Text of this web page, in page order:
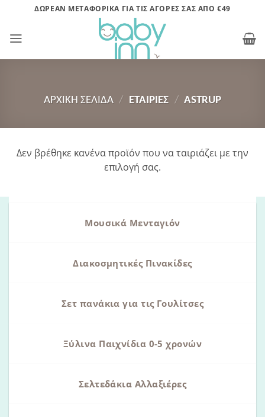
Μετάβαση
περιεχόμενο
ΔΩΡΕΑΝ ΜΕΤΑΦΟΡΙΚΑ ΓΙΑ ΤΙΣ ΑΓΟΡΕΣ ΣΑΣ ΑΠΟ €49
ΑΡΧΙΚΉ ΣΕΛΊΔΑ / ΕΤΑΙΡΊΕΣ / ASTRUP
Δεν βρέθηκε κανένα προϊόν που να ταιριάζει με την
επιλογή σας.
Μουσικά Μενταγιόν
Διακοσμητικές Πινακίδες
Σετ πανάκια για τις Γουλίτσες
Ξύλινα Παιχνίδια 0-5 χρονών
Σελτεδάκια Αλλαξιέρες